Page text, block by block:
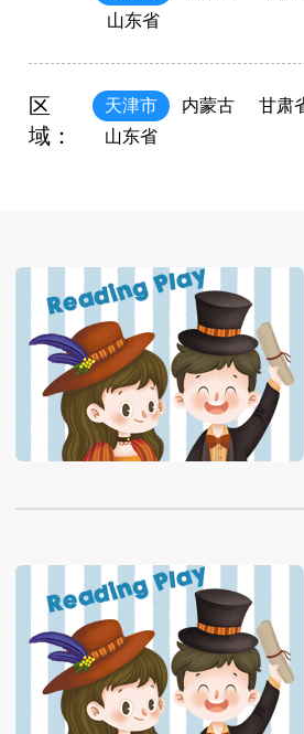
山东省
区
域：
天津市 内蒙古 甘肃
山东省